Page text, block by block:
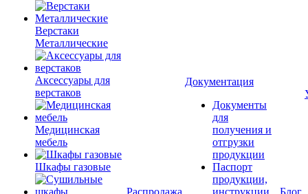
Верстаки
Металлические
Аксессуары для
верстаков
Медицинская
мебель
Шкафы газовые
Распродажа
Документация
Документы
для
получения и
отгрузки
продукции
Паспорт
продукции,
инструкции
Блог